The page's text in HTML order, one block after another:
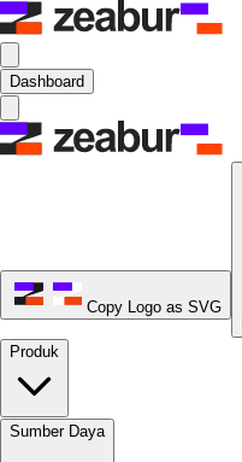
Dashboard
Copy Logo as SVG
Produk
Sumber Daya